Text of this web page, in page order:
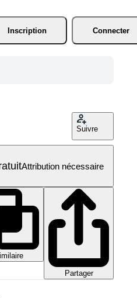
Inscription
Connecter
Suivre
Attribution nécessaire
Partager